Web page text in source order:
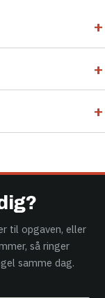
til opgaven, eller
så ringer
samme dag.